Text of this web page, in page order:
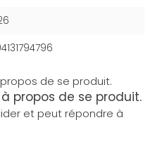
propos de se produit.
et peut répondre à